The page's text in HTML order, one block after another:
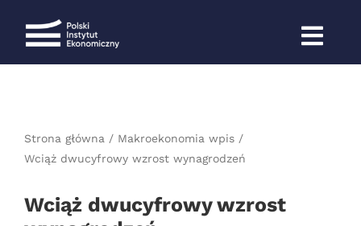
Strona główna
Makroekonomia wpis
Wciąż dwucyfrowy wzrost wynagrodzeń
Wciąż dwucyfrowy wzrost